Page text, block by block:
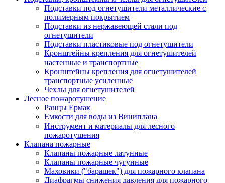
Подставки под огнетушители металлические с
полимерным покрытием
Подставки из нержавеющей стали под
огнетушители
Подставки пластиковые под огнетушители
Кронштейны крепления для огнетушителей
настенные и транспортные
Кронштейны крепления для огнетушителей
транспортные усиленные
Чехлы для огнетушителей
Лесное пожаротушение
Ранцы Ермак
Емкости для воды из Виниплана
Инструмент и материалы для лесного
пожаротушения
Клапана пожарные
Клапаны пожарные латунные
Клапаны пожарные чугунные
Маховики ("барашек") для пожарного клапана
Диафрагмы снижения давления для пожарного